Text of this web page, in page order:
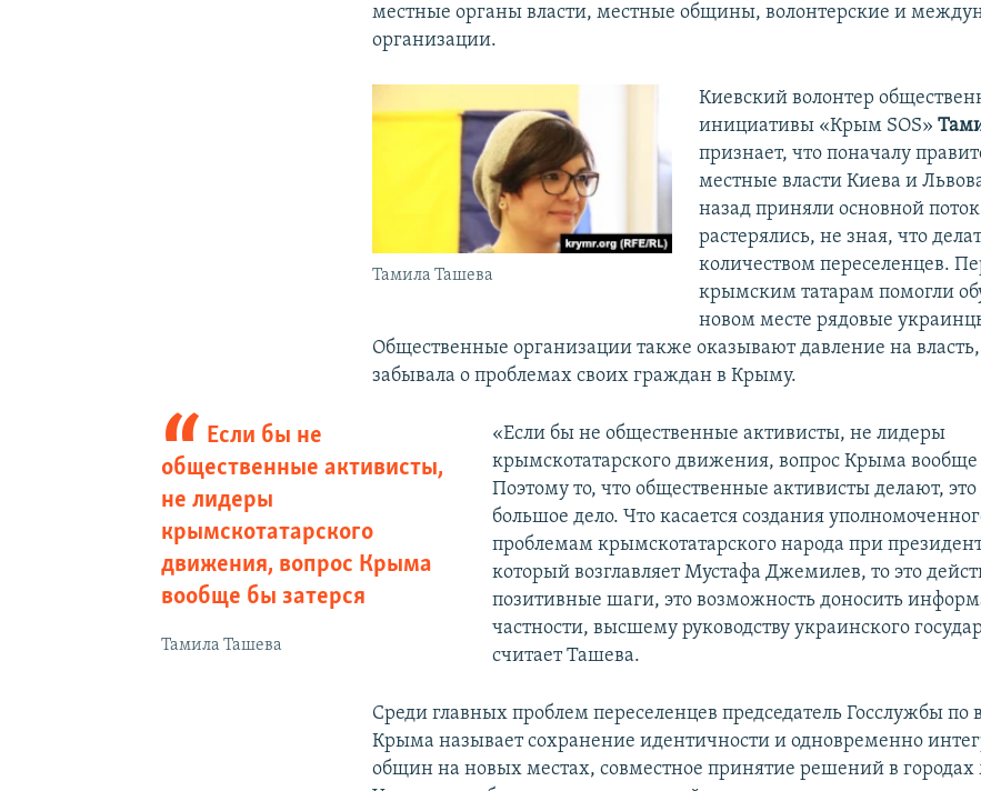
местные органы власти, местные общины, волонтерские и
организации.
Тамила Ташева
Киевский волонтер
инициативы «Крым SOS»
признает, что поначалу
местные власти Киева и
назад приняли основной
растерялись, не зная, что
количеством переселенцев.
крымским татарам помогли
новом месте рядовые
Общественные организации также оказывают давление на
забывала о проблемах своих граждан в Крыму.
Если бы не
общественные активисты,
не лидеры
крымскотатарского
движения, вопрос Крыма
вообще бы затерся
Тамила Ташева
«Если бы не общественные активисты, не лидеры
крымскотатарского движения, вопрос Крыма вообще
Поэтому то, что общественные активисты делают, это
большое дело. Что касается создания
проблемам крымскотатарского народа при
который возглавляет Мустафа Джемилев, то это
позитивные шаги, это возможность доносить
частности, высшему руководству украинского
считает Ташева.
Среди главных проблем переселенцев председатель Госслужбы по
Крыма называет сохранение идентичности и одновременно
общин на новых местах, совместное принятие решений в городах